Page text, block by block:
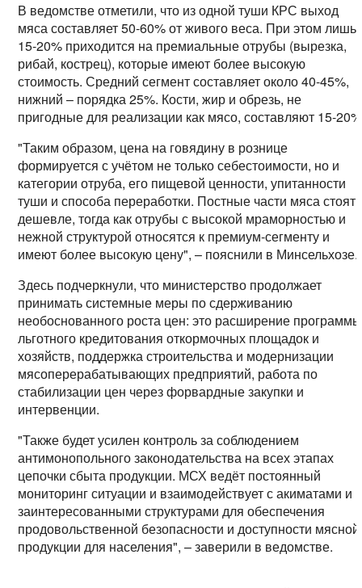
В ведомстве отметили, что из одной туши КРС выход
мяса составляет 50-60% от живого веса. При этом лишь
15-20% приходится на премиальные отрубы (вырезка,
рибай, кострец), которые имеют более высокую
стоимость. Средний сегмент составляет около 40-45%,
нижний – порядка 25%. Кости, жир и обрезь, не
пригодные для реализации как мясо, составляют 15-
"Таким образом, цена на говядину в рознице
формируется с учётом не только себестоимости, но и
категории отруба, его пищевой ценности, упитанности
туши и способа переработки. Постные части мяса стоят
дешевле, тогда как отрубы с высокой мраморностью и
нежной структурой относятся к премиум-сегменту и
имеют более высокую цену", – пояснили в Минсельхозе.
Здесь подчеркнули, что министерство продолжает
принимать системные меры по сдерживанию
необоснованного роста цен: это расширение программы
льготного кредитования откормочных площадок и
хозяйств, поддержка строительства и модернизации
мясоперерабатывающих предприятий, работа по
стабилизации цен через форвардные закупки и
интервенции.
"Также будет усилен контроль за соблюдением
антимонопольного законодательства на всех этапах
цепочки сбыта продукции. МСХ ведёт постоянный
мониторинг ситуации и взаимодействует с акиматами и
заинтересованными структурами для обеспечения
продовольственной безопасности и доступности мясной
продукции для населения", – заверили в ведомстве.